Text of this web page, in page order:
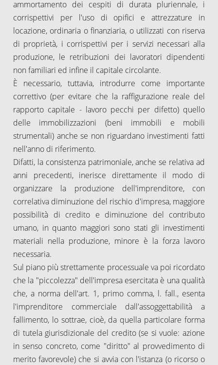
ammortamento dei cespiti di durata pluriennale, i
corrispettivi per l'uso di opifici e attrezzature in
locazione, ordinaria o finanziaria, o utilizzati con riserva
di proprietà, i corrispettivi per i servizi necessari alla
produzione, le retribuzioni dei lavoratori dipendenti
non familiari ed infine il capitale circolante.
È necessario, tuttavia, introdurre come importante
correttivo (per evitare che la raffigurazione reale del
rapporto capitale - lavoro pecchi per difetto) quello
delle immobilizzazioni (beni immobili e mobili
strumentali) anche se non riguardano investimenti fatti
nell'anno di riferimento.
Difatti, la consistenza patrimoniale, anche se relativa ad
anni precedenti, inerisce direttamente il modo di
organizzare la produzione dell'imprenditore, con
correlativa diminuzione del rischio d'impresa, maggiore
possibilità di credito e diminuzione del contributo
umano, in quanto maggiori sono stati gli investimenti
materiali nella produzione, minore è la forza lavoro
necessaria.
Sul piano più strettamente processuale va poi ricordato
che la "piccolezza" dell'impresa esercitata è una qualità
che, a norma dell'art. 1, primo comma, l. fall., esenta
l'imprenditore commerciale dall'assoggettabilità a
fallimento, lo sottrae, cioè, da quella particolare forma
di tutela giurisdizionale del credito (se si vuole: azione
in senso concreto, come "diritto" al provvedimento di
merito favorevole) che si avvia con l'istanza (o ricorso o